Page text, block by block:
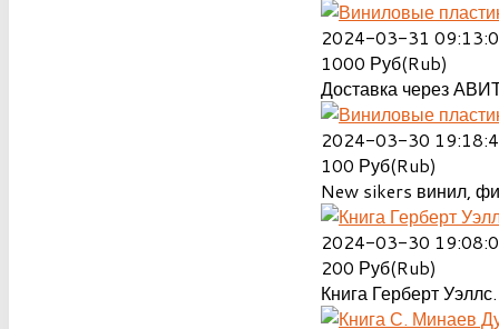
2024-03-31
1000 Руб(Rub)
Доставка через
2024-03-30
100 Руб(Rub)
New sikers винил,
2024-03-30
200 Руб(Rub)
Книга Герберт